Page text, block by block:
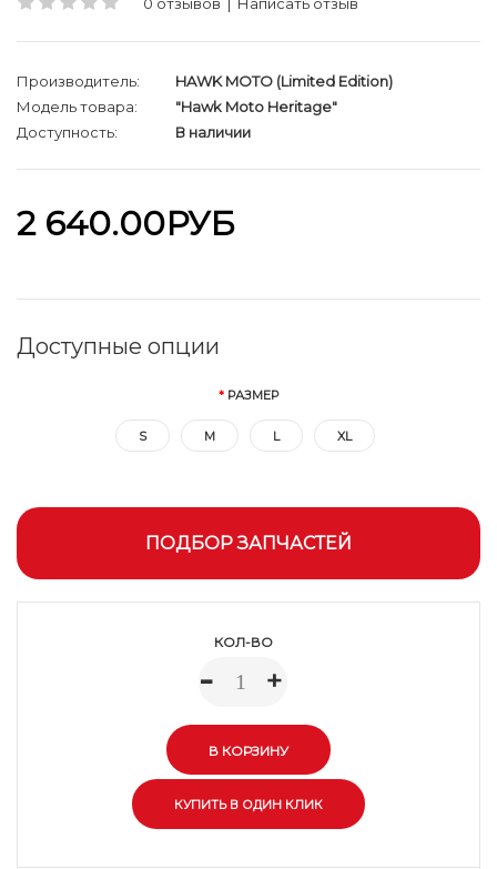
Производитель:
HAWK MOTO (Limited Edition)
Модель товара:
"Hawk Moto Heritage"
Доступность:
В наличии
2 640.00РУБ
Доступные опции
РАЗМЕР
S M L XL
ПОДБОР ЗАПЧАСТЕЙ
КОЛ-ВО
- +